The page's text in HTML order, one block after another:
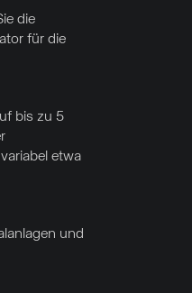
die
für die
bis zu 5
etwa
und